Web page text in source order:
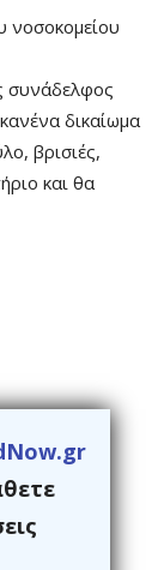
νοσοκομείου
συνάδελφος
δικαίωμα
βρισιές,
και θα